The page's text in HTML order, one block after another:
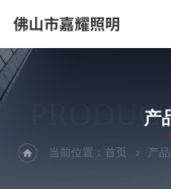
产
当前位置：首页 产